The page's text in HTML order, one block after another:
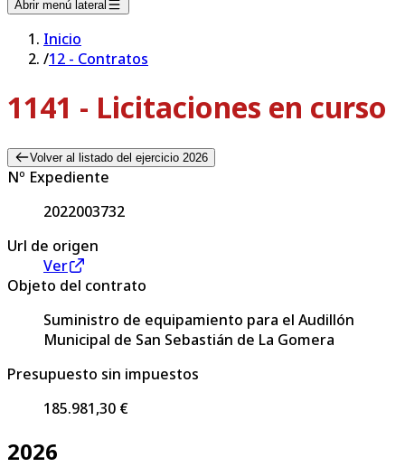
Abrir menú lateral
Inicio
/12 - Contratos
1141 - Licitaciones en curso
Volver al listado del ejercicio 2026
Nº Expediente
2022003732
Url de origen
Ver
Objeto del contrato
Suministro de equipamiento para el Audillón
Municipal de San Sebastián de La Gomera
Presupuesto sin impuestos
185.981,30 €
2026